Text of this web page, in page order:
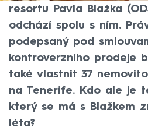
resortu Pavla Blažka
odchází spolu s ním.
podepsaný pod
kontroverzního prodeje
také vlastnit 37
na Tenerife. Kdo ale je
který se má s Blažkem
léta?